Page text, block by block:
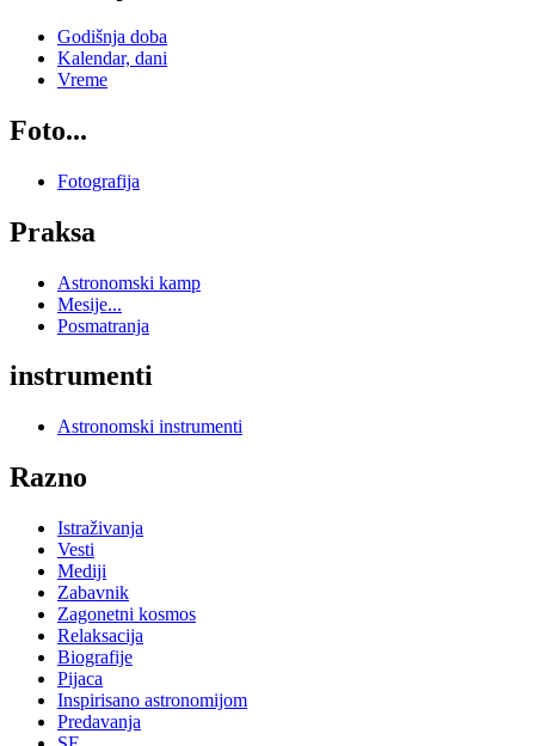
Godišnja doba
Kalendar, dani
Vreme
Foto...
Fotografija
Praksa
Astronomski kamp
Mesije...
Posmatranja
instrumenti
Astronomski instrumenti
Razno
Istraživanja
Vesti
Mediji
Zabavnik
Zagonetni kosmos
Relaksacija
Biografije
Pijaca
Inspirisano astronomijom
Predavanja